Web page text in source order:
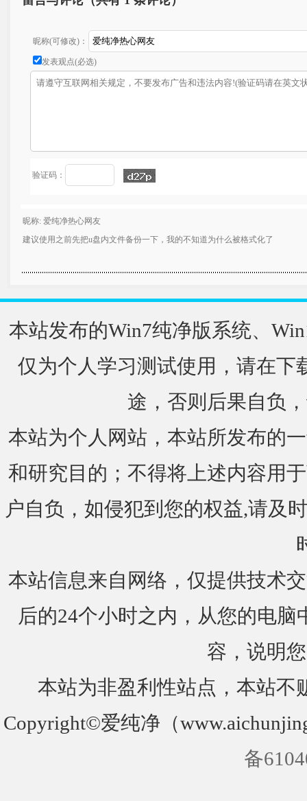
昵称(可修改)：
发表观点(必选)
验证码：
昵称: 爱纯净热心网友
建议使用之前先把u盘内文件备份一下，我的不知道为什么被格式化了
本站发布的Win7纯净版系统、
仅为个人学习测试使用，请在下
途，否则后果自负
本站为个人网站，本站所发布的
和研究目的；不得将上述内容用
户自负，如侵犯到您的权益,请及
本站信息来自网络，仅提供技术
后的24个小时之内，从您的电
容，说明
本站为非盈利性站点，本站不
Copyright©爱纯净（
备